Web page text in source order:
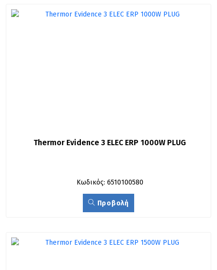
Thermor Evidence 3 ELEC ERP 1000W PLUG
Κωδικός: 6510100580
Προβολή